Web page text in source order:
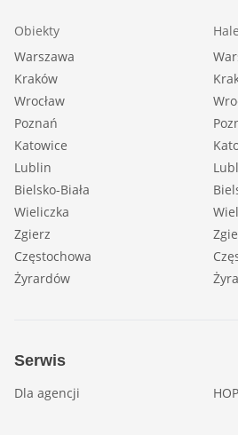
Obiekty
Warszawa
Kraków
Wrocław
Poznań
Katowice
Lublin
Bielsko-Biała
Wieliczka
Zgierz
Częstochowa
Żyrardów
Serwis
Dla agencji HOP